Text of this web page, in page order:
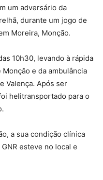
um adversário da
durante um jogo de
Moreira, Monção.
10h30, levando à rápida
e da ambulância
Valença. Após ser
helitransportado para o
a sua condição clínica
esteve no local e